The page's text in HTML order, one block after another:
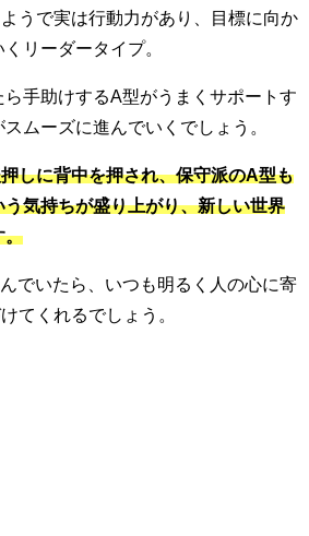
うで実は行動力があり、目標に向か
リーダータイプ。
ら手助けするA型がうまくサポートす
ムーズに進んでいくでしょう。
しに背中を押され、保守派のA型も
気持ちが盛り上がり、新しい世界
。
でいたら、いつも明るく人の心に寄
てくれるでしょう。